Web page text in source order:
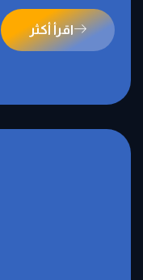
اقرأ أكثر